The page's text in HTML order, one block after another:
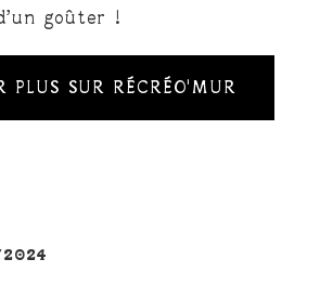
goûter !
PLUS SUR RÉCRÉO'MUR